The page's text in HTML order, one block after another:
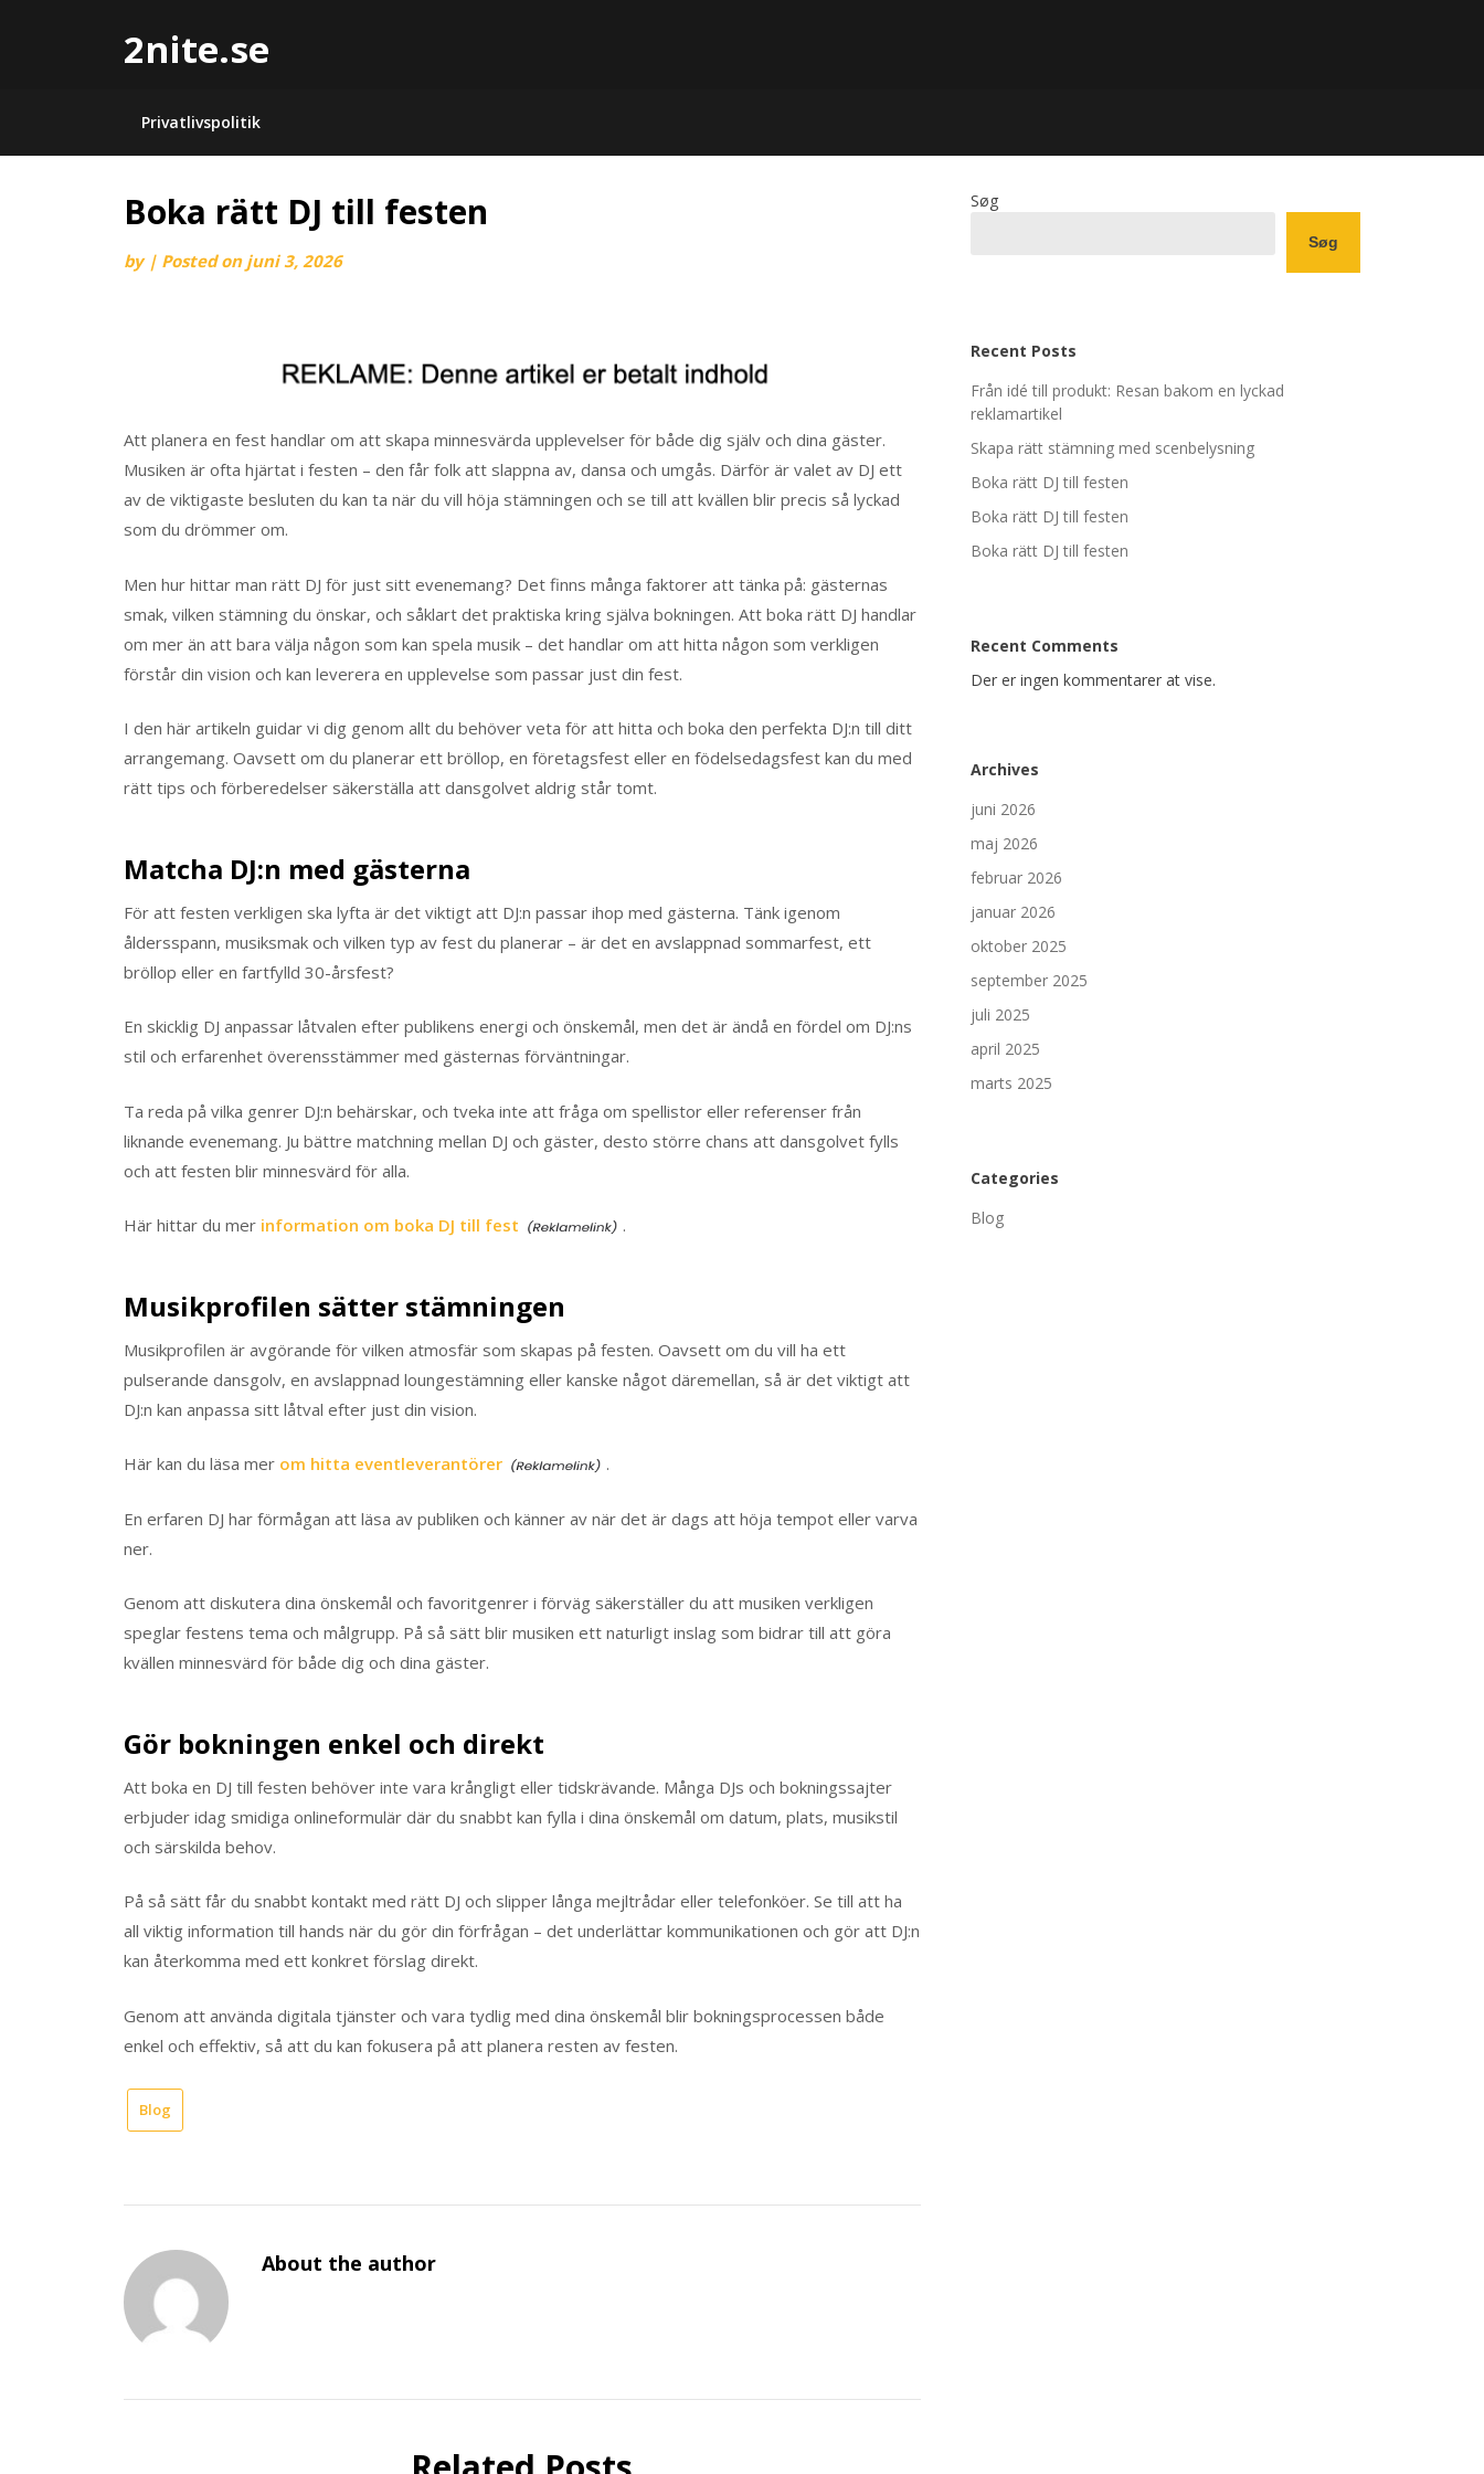
2nite.se
Privatlivspolitik
Boka rätt DJ till festen
by | Posted on juni 3, 2026
Att planera en fest handlar om att skapa minnesvärda upplevelser för både dig själv och dina gäster.
Musiken är ofta hjärtat i festen – den får folk att slappna av, dansa och umgås. Därför är valet av DJ ett
av de viktigaste besluten du kan ta när du vill höja stämningen och se till att kvällen blir precis så lyckad
som du drömmer om.
Men hur hittar man rätt DJ för just sitt evenemang? Det finns många faktorer att tänka på: gästernas
smak, vilken stämning du önskar, och såklart det praktiska kring själva bokningen. Att boka rätt DJ handlar
om mer än att bara välja någon som kan spela musik – det handlar om att hitta någon som verkligen
förstår din vision och kan leverera en upplevelse som passar just din fest.
I den här artikeln guidar vi dig genom allt du behöver veta för att hitta och boka den perfekta DJ:n till ditt
arrangemang. Oavsett om du planerar ett bröllop, en företagsfest eller en födelsedagsfest kan du med
rätt tips och förberedelser säkerställa att dansgolvet aldrig står tomt.
Matcha DJ:n med gästerna
För att festen verkligen ska lyfta är det viktigt att DJ:n passar ihop med gästerna. Tänk igenom
åldersspann, musiksmak och vilken typ av fest du planerar – är det en avslappnad sommarfest, ett
bröllop eller en fartfylld 30-årsfest?
En skicklig DJ anpassar låtvalen efter publikens energi och önskemål, men det är ändå en fördel om DJ:ns
stil och erfarenhet överensstämmer med gästernas förväntningar.
Ta reda på vilka genrer DJ:n behärskar, och tveka inte att fråga om spellistor eller referenser från
liknande evenemang. Ju bättre matchning mellan DJ och gäster, desto större chans att dansgolvet fylls
och att festen blir minnesvärd för alla.
Här hittar du mer information om boka DJ till fest .
Musikprofilen sätter stämningen
Musikprofilen är avgörande för vilken atmosfär som skapas på festen. Oavsett om du vill ha ett
pulserande dansgolv, en avslappnad loungestämning eller kanske något däremellan, så är det viktigt att
DJ:n kan anpassa sitt låtval efter just din vision.
Här kan du läsa mer om hitta eventleverantörer .
En erfaren DJ har förmågan att läsa av publiken och känner av när det är dags att höja tempot eller varva
ner.
Genom att diskutera dina önskemål och favoritgenrer i förväg säkerställer du att musiken verkligen
speglar festens tema och målgrupp. På så sätt blir musiken ett naturligt inslag som bidrar till att göra
kvällen minnesvärd för både dig och dina gäster.
Gör bokningen enkel och direkt
Att boka en DJ till festen behöver inte vara krångligt eller tidskrävande. Många DJs och bokningssajter
erbjuder idag smidiga onlineformulär där du snabbt kan fylla i dina önskemål om datum, plats, musikstil
och särskilda behov.
På så sätt får du snabbt kontakt med rätt DJ och slipper långa mejltrådar eller telefonköer. Se till att ha
all viktig information till hands när du gör din förfrågan – det underlättar kommunikationen och gör att DJ:n
kan återkomma med ett konkret förslag direkt.
Genom att använda digitala tjänster och vara tydlig med dina önskemål blir bokningsprocessen både
enkel och effektiv, så att du kan fokusera på att planera resten av festen.
Blog
About the author
Søg
Søg
Recent Posts
Från idé till produkt: Resan bakom en lyckad
reklamartikel
Skapa rätt stämning med scenbelysning
Boka rätt DJ till festen
Boka rätt DJ till festen
Boka rätt DJ till festen
Recent Comments
Der er ingen kommentarer at vise.
Archives
juni 2026
maj 2026
februar 2026
januar 2026
oktober 2025
september 2025
juli 2025
april 2025
marts 2025
Categories
Blog